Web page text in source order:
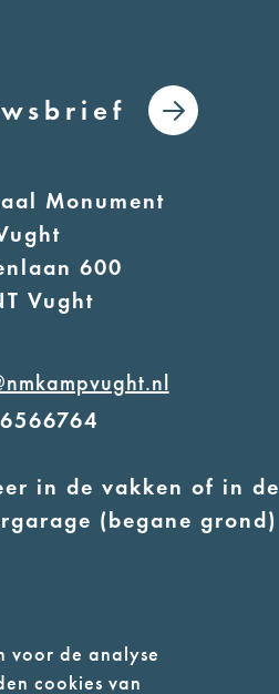
voor de analyse
cookies van
Monument
600
Vught
in de vakken of in de
(begane grond)